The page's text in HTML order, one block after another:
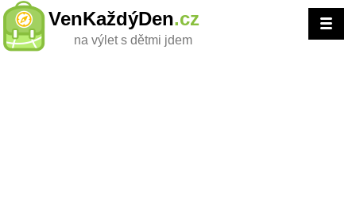
VenKaždýDen.cz
na výlet s dětmi jdem